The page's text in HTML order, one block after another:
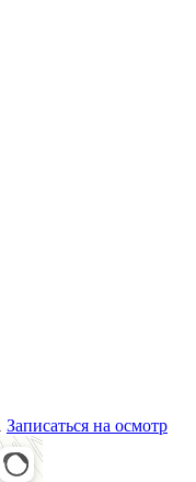
Записаться на осмотр